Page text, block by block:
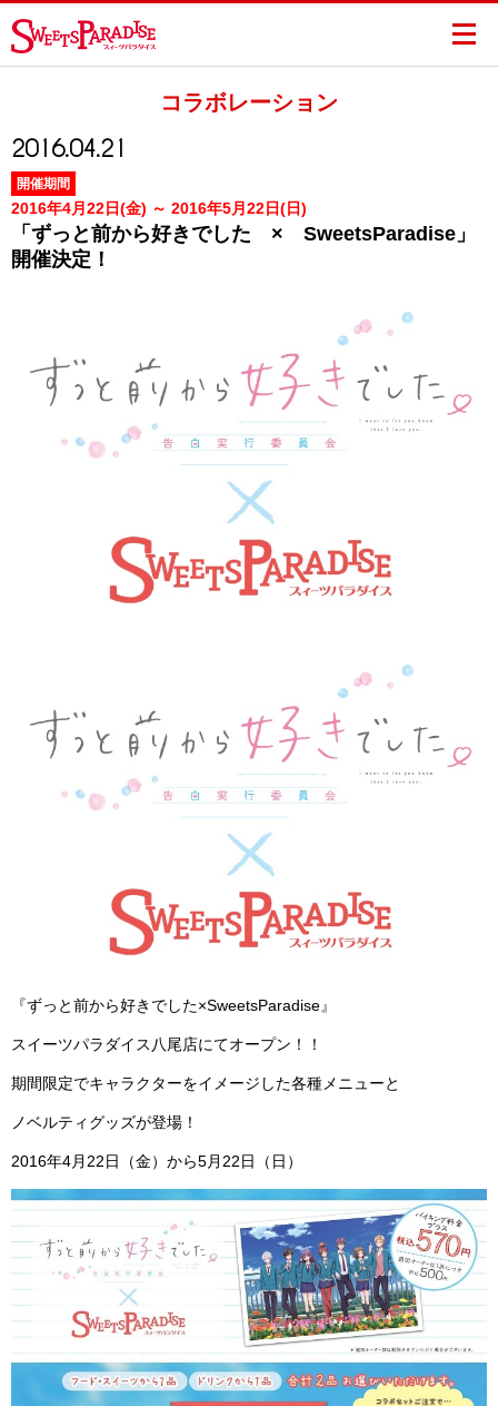
コラボレーション
2016.04.21
開催期間
2016年4月22日(金) ～ 2016年5月22日(日)
「ずっと前から好きでした × SweetsParadise」
開催決定！
『ずっと前から好きでした×SweetsParadise』
スイーツパラダイス八尾店にてオープン！！
期間限定でキャラクターをイメージした各種メニューと
ノベルティグッズが登場！
2016年4月22日（金）から5月22日（日）